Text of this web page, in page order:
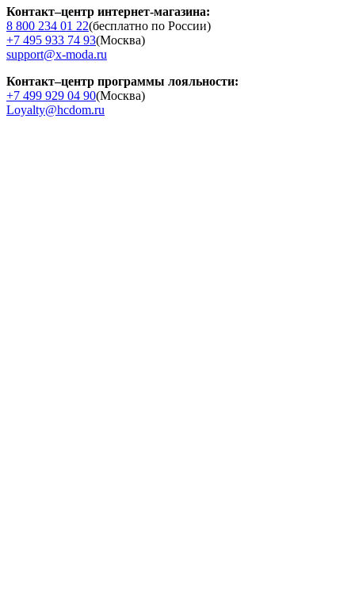
Контакт–центр интернет-магазина:
8 800 234 01 22(бесплатно по России)
+7 495 933 74 93(Москва)
support@x-moda.ru
Контакт–центр программы лояльности:
+7 499 929 04 90(Москва)
Loyalty@hcdom.ru